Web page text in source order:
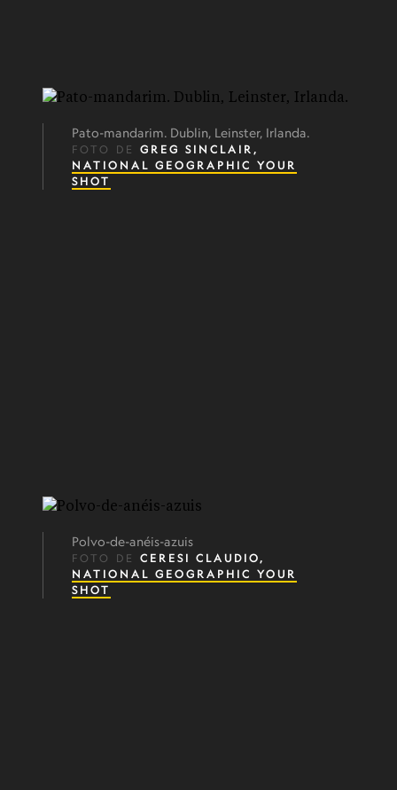
Pato-mandarim. Dublin, Leinster, Irlanda.
FOTO DE GREG SINCLAIR,
NATIONAL GEOGRAPHIC YOUR
SHOT
Polvo-de-anéis-azuis
FOTO DE CERESI CLAUDIO,
NATIONAL GEOGRAPHIC YOUR
SHOT